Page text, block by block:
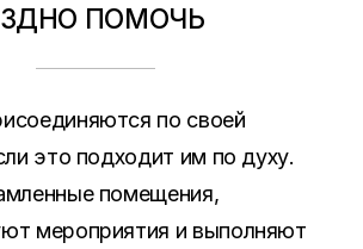
ПОМОЧЬ
по своей
это подходит им по духу.
помещения,
мероприятия и выполняют